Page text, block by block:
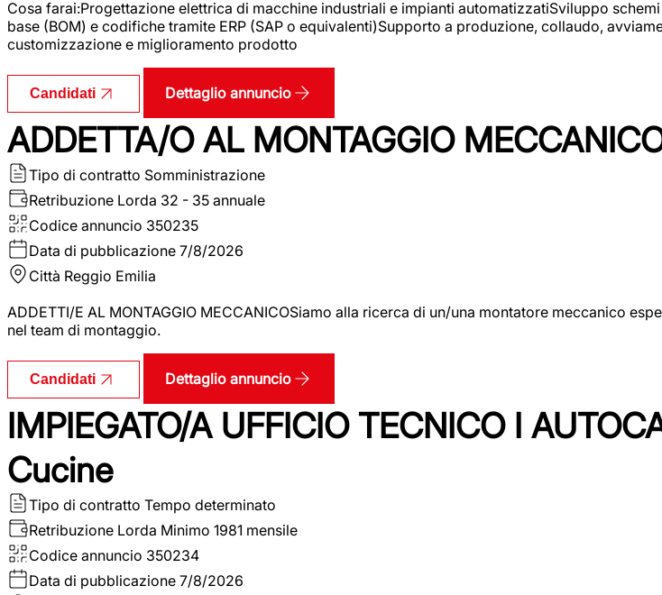
Cosa farai:Progettazione elettrica di macchine industriali e impianti automatizzatiSviluppo
base (BOM) e codifiche tramite ERP (SAP o equivalenti)Supporto a produzione, collaudo,
customizzazione e miglioramento prodotto
Candidati Dettaglio annuncio
ADDETTA/O AL MONTAGGIO
Tipo di contratto Somministrazione
Retribuzione Lorda 32 - 35 annuale
Codice annuncio 350235
Data di pubblicazione 7/8/2026
Città Reggio Emilia
ADDETTI/E AL MONTAGGIO MECCANICOSiamo alla ricerca di un/una montatore meccanico
nel team di montaggio.
Candidati Dettaglio annuncio
IMPIEGATO/A UFFICIO TECNICO I
Cucine
Tipo di contratto Tempo determinato
Retribuzione Lorda Minimo 1981 mensile
Codice annuncio 350234
Data di pubblicazione 7/8/2026